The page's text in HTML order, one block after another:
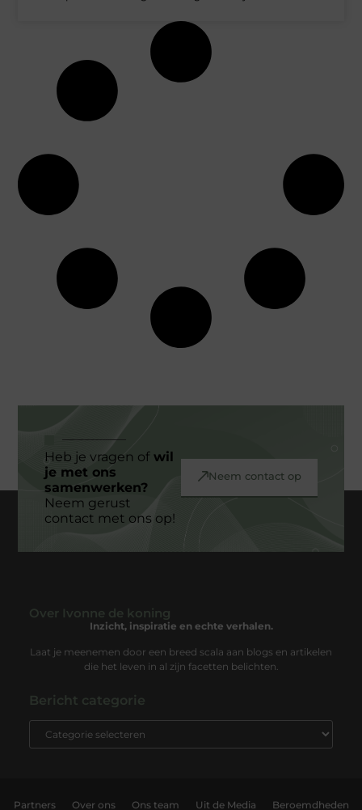
Heb je vragen ofwil
je met ons
samenwerken?
Neem gerust
contact met ons op!
Neem contact op
Over Ivonne de koning
Inzicht, inspiratie en echte verhalen.
Laat je meenemen door een breed scala aan blogs en artikelen
die het leven in al zijn facetten belichten.
Bericht categorie
Partners Over ons Ons team Uit de Media Beroemdheden